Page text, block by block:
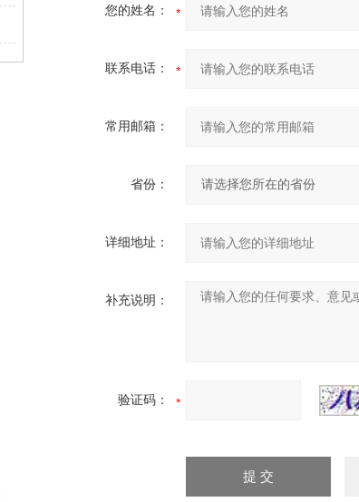
您的姓名：
联系电话：
常用邮箱：
省份：
详细地址：
补充说明：
验证码：